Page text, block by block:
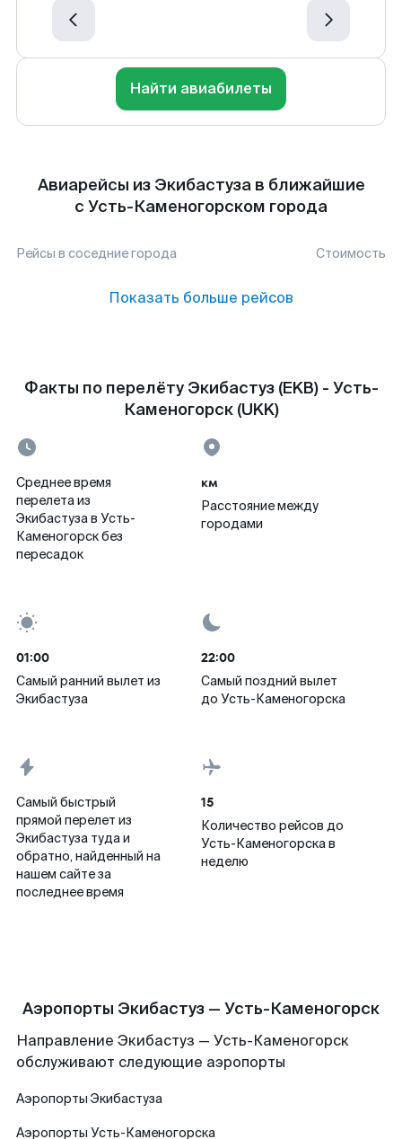
Найти авиабилеты
Авиарейсы из Экибастуза в ближайшие
с Усть-Каменогорском города
Рейсы в соседние города Стоимость
Показать больше рейсов
Факты по перелёту Экибастуз (EKB) - Усть-
Каменогорск (UKK)
Среднее время
перелета из
Экибастуза в Усть-
Каменогорск без
пересадок
км
Расстояние между
городами
01:00
Самый ранний вылет из
Экибастуза
22:00
Самый поздний вылет
до Усть-Каменогорска
Самый быстрый
прямой перелет из
Экибастуза туда и
обратно, найденный на
нашем сайте за
последнее время
15
Количество рейсов до
Усть-Каменогорска в
неделю
Аэропорты Экибастуз — Усть-Каменогорск
Направление Экибастуз — Усть-Каменогорск
обслуживают следующие аэропорты
Аэропорты Экибастуза
Аэропорты Усть-Каменогорска